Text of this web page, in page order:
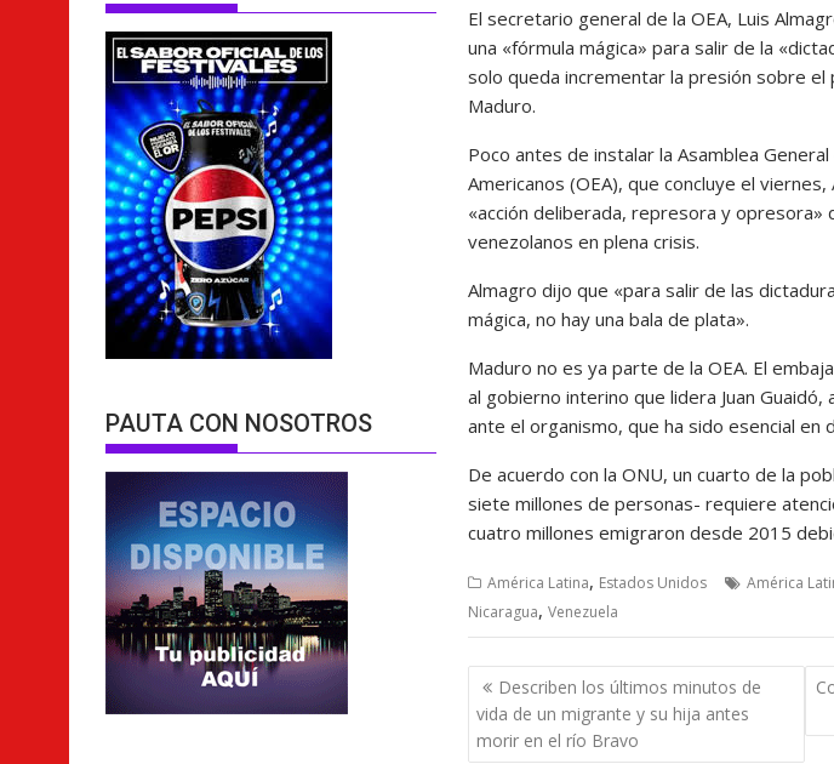
El secretario general de la OEA, Luis
una «fórmula mágica» para salir de la
solo queda incrementar la presión sobre
Maduro.
Poco antes de instalar la Asamblea
Americanos (OEA), que concluye el
«acción deliberada, represora y opresora»
venezolanos en plena crisis.
Almagro dijo que «para salir de las
mágica, no hay una bala de plata».
Maduro no es ya parte de la OEA. El
al gobierno interino que lidera Juan
ante el organismo, que ha sido esencial en
De acuerdo con la ONU, un cuarto de la
siete millones de personas- requiere
cuatro millones emigraron desde 2015
América Latina, Estados Unidos América
Nicaragua, Venezuela
Navegación
de
entradas
Describen los últimos minutos de
vida de un migrante y su hija antes
morir en el río Bravo
PAUTA CON NOSOTROS